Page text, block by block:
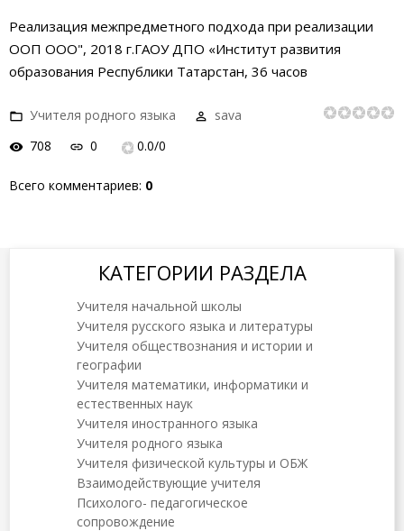
Реализация межпредметного подхода при реализации
ООП ООО", 2018 г.ГАОУ ДПО «Институт развития
образования Республики Татарстан, 36 часов
Учителя родного языка
sava
708
0 0.0/0
Всего комментариев: 0
КАТЕГОРИИ РАЗДЕЛА
Учителя начальной школы
Учителя русского языка и литературы
Учителя обществознания и истории и
географии
Учителя математики, информатики и
естественных наук
Учителя иностранного языка
Учителя родного языка
Учителя физической культуры и ОБЖ
Взаимодействующие учителя
Психолого- педагогическое
сопровождение